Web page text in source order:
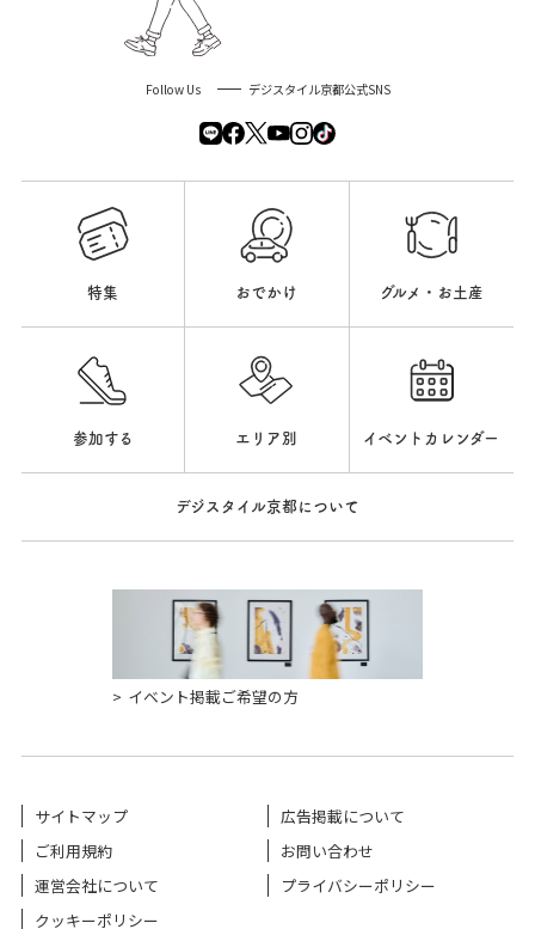
Follow Us デジスタイル京都公式SNS
特集 おでかけ グルメ・お土産
参加する エリア別 イベントカレンダー
デジスタイル京都について
イベント掲載ご希望の方
サイトマップ
広告掲載について
ご利用規約
お問い合わせ
運営会社について
プライバシーポリシー
クッキーポリシー